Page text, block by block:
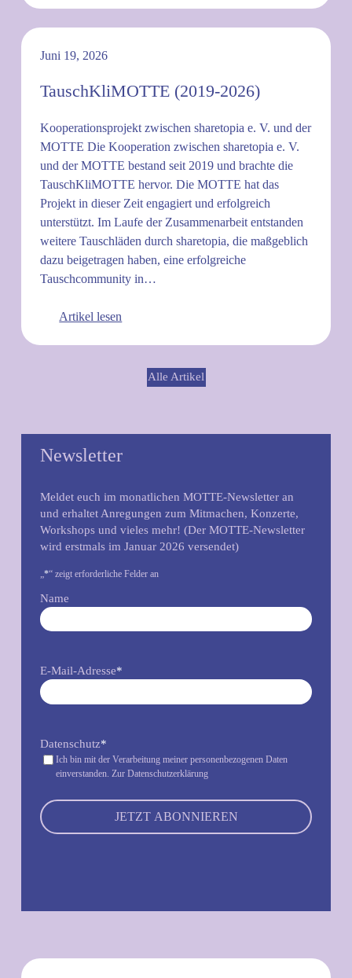
Juni 19, 2026
TauschKliMOTTE (2019-2026)
Kooperationsprojekt zwischen sharetopia e. V. und der
MOTTE Die Kooperation zwischen sharetopia e. V.
und der MOTTE bestand seit 2019 und brachte die
TauschKliMOTTE hervor. Die MOTTE hat das
Projekt in dieser Zeit engagiert und erfolgreich
unterstützt. Im Laufe der Zusammenarbeit entstanden
weitere Tauschläden durch sharetopia, die maßgeblich
dazu beigetragen haben, eine erfolgreiche
Tauschcommunity in…
Artikel lesen
Alle Artikel
Newsletter
Meldet euch im monatlichen MOTTE-Newsletter an
und erhaltet Anregungen zum Mitmachen, Konzerte,
Workshops und vieles mehr! (Der MOTTE-Newsletter
wird erstmals im Januar 2026 versendet)
*“ zeigt erforderliche Felder an
Name
E-Mail-Adresse*
Datenschutz*
Ich bin mit der Verarbeitung meiner personenbezogenen Daten
einverstanden. Zur Datenschutzerklärung